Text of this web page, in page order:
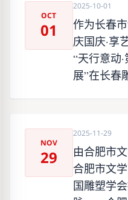
OCT
01
2025-10-01
作为长春
庆国庆·享
“天行意动
展”在长春
NOV
29
2025-11-29
由合肥市
合肥市文
国雕塑学